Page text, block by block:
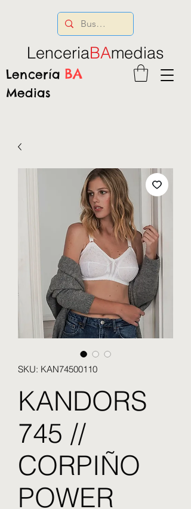
Lencería BA
Medias
LenceriaBAmedias
SKU: KAN74500110
KANDORS
745 //
CORPIÑO
POWER